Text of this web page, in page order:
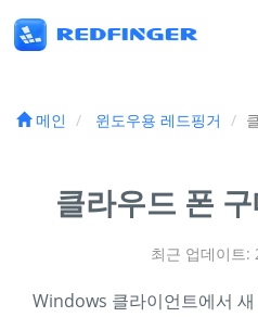
메인 윈도우용 레드핑거
클라우드 폰
최근 업데이트:
Windows 클라이언트에서